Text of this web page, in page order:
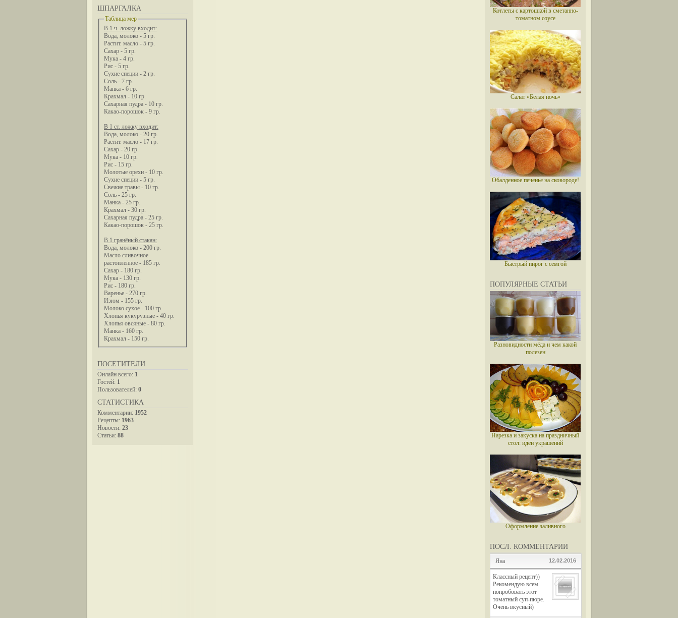
ШПАРГАЛКА
Таблица мер
В 1 ч. ложку входит:
Вода, молоко - 5 гр.
Растит. масло - 5 гр.
Сахар - 5 гр.
Мука - 4 гр.
Рис - 5 гр.
Сухие специи - 2 гр.
Соль - 7 гр.
Манка - 6 гр.
Крахмал - 10 гр.
Сахарная пудра - 10 гр.
Какао-порошок - 9 гр.
В 1 ст. ложку входит:
Вода, молоко - 20 гр.
Растит. масло - 17 гр.
Сахар - 20 гр.
Мука - 10 гр.
Рис - 15 гр.
Молотые орехи - 10 гр.
Сухие специи - 5 гр.
Свежие травы - 10 гр.
Соль - 25 гр.
Манка - 25 гр.
Крахмал - 30 гр.
Сахарная пудра - 25 гр.
Какао-порошок - 25 гр.
В 1 гранёный стакан:
Вода, молоко - 200 гр.
Масло сливочное
растопленное - 185 гр.
Сахар - 180 гр.
Мука - 130 гр.
Рис - 180 гр.
Варенье - 270 гр.
Изюм - 155 гр.
Молоко сухое - 100 гр.
Хлопья кукурузные - 40 гр.
Хлопья овсяные - 80 гр.
Манка - 160 гр.
Крахмал - 150 гр.
ПОСЕТИТЕЛИ
Онлайн всего: 1
Гостей: 1
Пользователей: 0
СТАТИСТИКА
Комментарии: 1952
Рецепты: 1963
Новости: 23
Статьи: 88
Котлеты с картошкой в сметанно-
томатном соусе
Салат «Белая ночь»
Обалденное печенье на сковороде!
Быстрый пирог с семгой
ПОПУЛЯРНЫЕ СТАТЬИ
Разновидности мёда и чем какой
полезен
Нарезка и закуска на праздничный
стол: идеи украшений
Оформление заливного
ПОСЛ. КОММЕНТАРИИ
Яна 12.02.2016
Классный рецепт))
Рекомендую всем
попробовать этот
томатный суп-пюре.
Очень вкусный)